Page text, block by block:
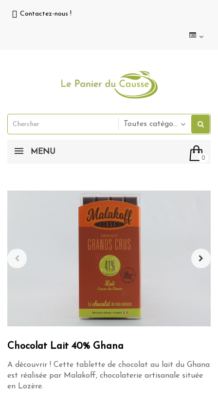
Contactez-nous !
Toutes catégories
0
MENU
Chocolat Lait 40% Ghana
A découvrir ! Cette tablette de chocolat au lait du Ghana
est réalisée par Malakoff, chocolaterie artisanale située
en Lozère.